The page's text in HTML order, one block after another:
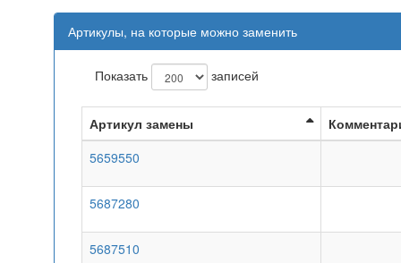
Артикулы, на которые можно заменить
Показать записей
Артикул замены
5659550
5687280
5687510